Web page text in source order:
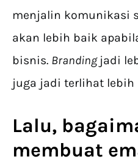
menjalin komunikasi
akan lebih baik
bisnis. Branding jadi
juga jadi terlihat lebih
Lalu,
membuat